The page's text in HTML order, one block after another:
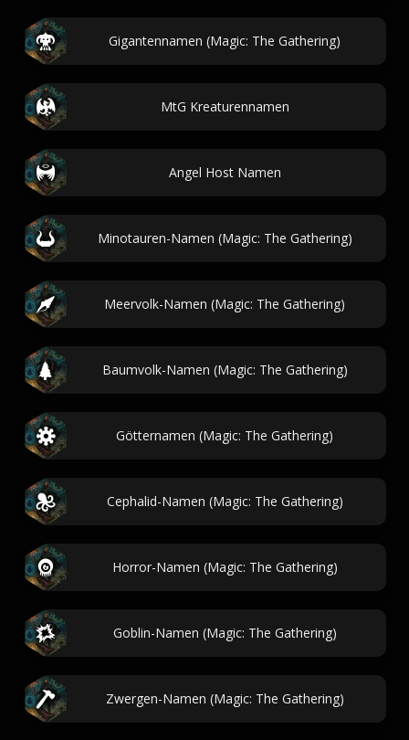
Gigantennamen (Magic: The Gathering)
MtG Kreaturennamen
Angel Host Namen
Minotauren-Namen (Magic: The Gathering)
Meervolk-Namen (Magic: The Gathering)
Baumvolk-Namen (Magic: The Gathering)
Götternamen (Magic: The Gathering)
Cephalid-Namen (Magic: The Gathering)
Horror-Namen (Magic: The Gathering)
Goblin-Namen (Magic: The Gathering)
Zwergen-Namen (Magic: The Gathering)